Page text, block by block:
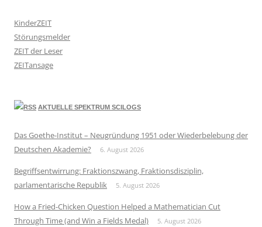
KinderZEIT
Störungsmelder
ZEIT der Leser
ZEITansage
AKTUELLE SPEKTRUM SCILOGS
Das Goethe-Institut – Neugründung 1951 oder Wiederbelebung der
Deutschen Akademie?
6. August 2026
Begriffsentwirrung: Fraktionszwang, Fraktionsdisziplin,
parlamentarische Republik
5. August 2026
How a Fried-Chicken Question Helped a Mathematician Cut
Through Time (and Win a Fields Medal)
5. August 2026